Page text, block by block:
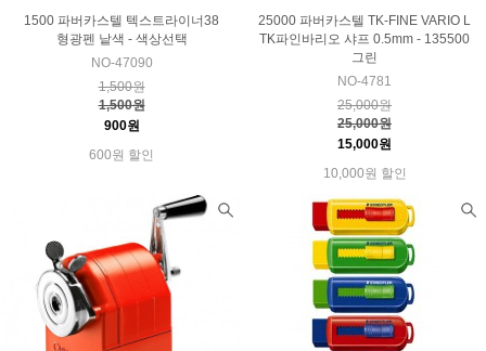
1500 파버카스텔 텍스트라이너38
형광펜 낱색 - 색상선택
NO-47090
1,500원
1,500원
900원
600원 할인
25000 파버카스텔 TK-FINE VARIO L
TK파인바리오 샤프 0.5mm - 135500
그린
NO-4781
25,000원
25,000원
15,000원
10,000원 할인